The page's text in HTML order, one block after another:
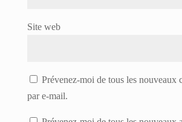
Site web
Prévenez-moi de tous les nouveaux
par e-mail.